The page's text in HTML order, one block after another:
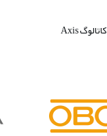
کاتالوگ Axis